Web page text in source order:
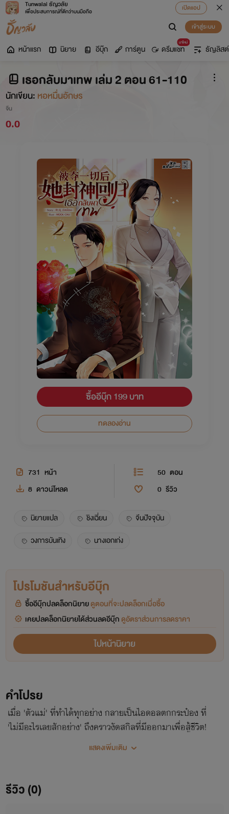
Tunwalai ธัญวลัย
เพื่อประสบการณ์ที่ดีกว่าบนมือถือ
เปิดแอป
เข้าสู่ระบบ
หน้าแรก นิยาย อีบุ๊ก การ์ตูน
มาใหม่
ดรีมแชท ธัญลิสต์
เธอกลับมาเทพ เล่ม 2 ตอน 61-110
นักเขียน: หอหมื่นอักษร
จีน
0.0
ซื้ออีบุ๊ก 199 บาท
ทดลองอ่าน
731 หน้า 50 ตอน
8 ดาวน์โหลด 0 รีวิว
นิยายแปล ชิงเฉี่ยน
จีนปัจจุบัน
วงการบันเทิง
นางเอกเก่ง
โปรโมชันสำหรับอีบุ๊ก
ซื้ออีบุ๊กปลดล็อกนิยายดูตอนที่จะปลดล็อกเมื่อซื้อ
เคยปลดล็อกนิยายได้ส่วนลดอีบุ๊ก ดูอัตราส่วนการลดราคา
ไปหน้านิยาย
คำโปรย
เมื่อ 'ตัวแม่' ที่ทำได้ทุกอย่าง กลายเป็นไอดอลตกกระป๋อง ที่
'ไม่มีอะไรเลยสักอย่าง' ถึงคราวงัดสกิลที่มีออกมาเพื่อสู้ชีวิต!
แสดงเพิ่มเติม
รีวิว (0)